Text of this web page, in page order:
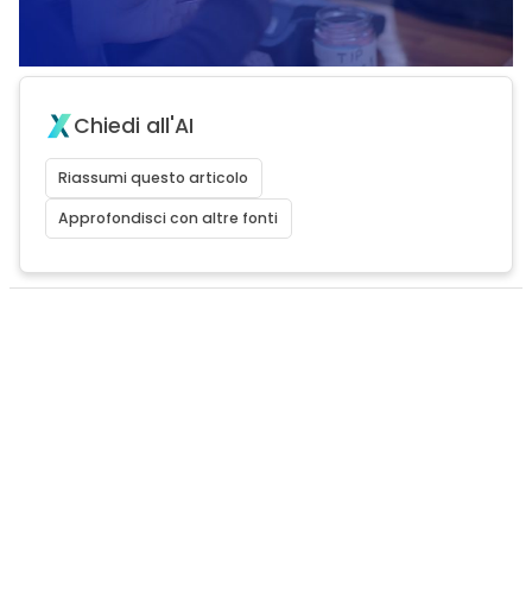
Chiedi all'AI
Riassumi questo articolo
Approfondisci con altre fonti